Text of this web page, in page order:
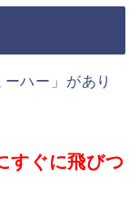
ハー」があり
すぐに飛びつ